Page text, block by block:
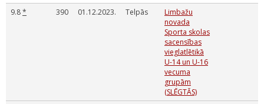
9.8* 390 01.12.2023. Telpās
Limbažu
novada
Sporta skolas
sacensības
vieglatlētikā
U-14 un U-16
vecuma
grupām
(SLĒGTĀS)